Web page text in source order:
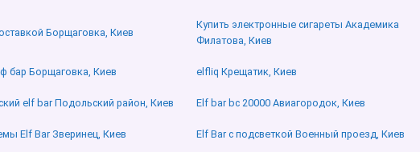
Борщаговка, Киев
Купить электронные сигареты Академика
Филатова, Киев
бар Борщаговка, Киев elfliq Крещатик, Киев
elf bar Подольский район, Киев Elf bar bc 20000 Авиагородок, Киев
Elf Bar Зверинец, Киев Elf Bar с подсветкой Военный проезд, Киев